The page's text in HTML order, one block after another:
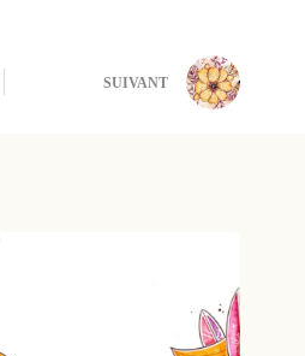
SUIVANT